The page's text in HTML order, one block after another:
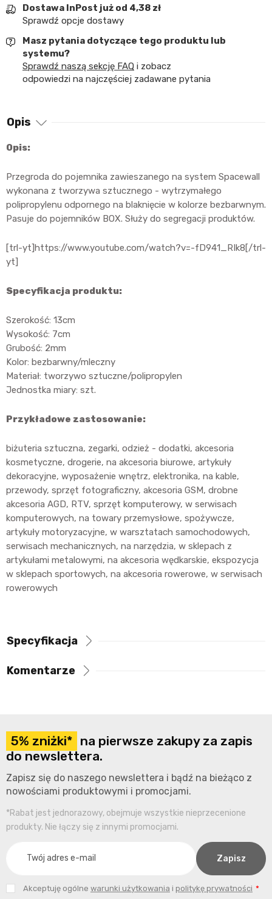
Dostawa InPost już od 4,38 zł
Sprawdź opcje dostawy
Masz pytania dotyczące tego produktu lub
systemu?
Sprawdź naszą sekcję FAQ i zobacz
odpowiedzi na najczęściej zadawane pytania
Opis
Opis:
Przegroda do pojemnika zawieszanego na system Spacewall
wykonana z tworzywa sztucznego - wytrzymałego
polipropylenu odpornego na blaknięcie w kolorze bezbarwnym.
Pasuje do pojemników BOX. Służy do segregacji produktów.
[trl-yt]https://www.youtube.com/watch?v=-fD941_RIk8[/trl-
yt]
Specyfikacja produktu:
Szerokość: 13cm
Wysokość: 7cm
Grubość: 2mm
Kolor: bezbarwny/mleczny
Materiał: tworzywo sztuczne/polipropylen
Jednostka miary: szt.
Przykładowe zastosowanie:
biżuteria sztuczna, zegarki, odzież - dodatki, akcesoria
kosmetyczne, drogerie, na akcesoria biurowe, artykuły
dekoracyjne, wyposażenie wnętrz, elektronika, na kable,
przewody, sprzęt fotograficzny, akcesoria GSM, drobne
akcesoria AGD, RTV, sprzęt komputerowy, w serwisach
komputerowych, na towary przemysłowe, spożywcze,
artykuły motoryzacyjne, w warsztatach samochodowych,
serwisach mechanicznych, na narzędzia, w sklepach z
artykułami metalowymi, na akcesoria wędkarskie, ekspozycja
w sklepach sportowych, na akcesoria rowerowe, w serwisach
rowerowych
Specyfikacja
Komentarze
5% zniżki* na pierwsze zakupy za zapis
do newslettera.
Zapisz się do naszego newslettera i bądź na bieżąco z
nowościami produktowymi i promocjami.
*Rabat jest jednorazowy, obejmuje wszystkie nieprzecenione
produkty. Nie łączy się z innymi promocjami.
Akceptuję ogólne warunki użytkowania i politykę prywatności